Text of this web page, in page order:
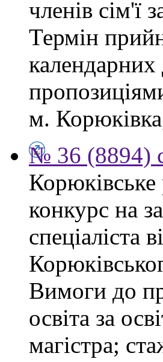
членів сім'ї
Термін
м.
№ 36 (8894)
конкурс на
спеціаліста
Вимоги до
освіта за
магістра;